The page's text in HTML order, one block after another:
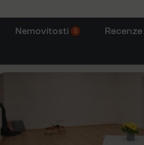
Nemovitosti 5 Recenze